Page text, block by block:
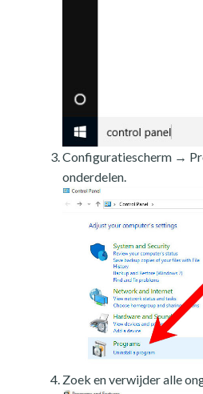
Configuratiescherm →
onderdelen.
Zoek en verwijder alle